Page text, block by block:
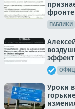
фронте
ПАБЛИКИ
Уроки